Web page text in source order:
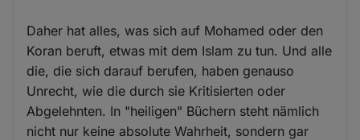
Daher hat alles, was sich auf Mohamed oder den
Koran beruft, etwas mit dem Islam zu tun. Und alle
die, die sich darauf berufen, haben genauso
Unrecht, wie die durch sie Kritisierten oder
Abgelehnten. In "heiligen" Büchern steht nämlich
nicht nur keine absolute Wahrheit, sondern gar